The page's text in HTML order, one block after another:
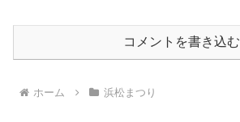
コメントを書き込む
ホーム 浜松まつり